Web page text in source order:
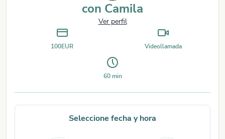
con Camila
Ver perfil
100EUR Videollamada
60min
Seleccione fecha y hora